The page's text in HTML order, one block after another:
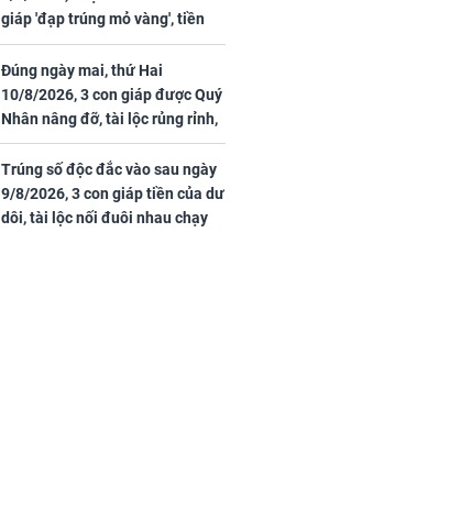
giáp 'đạp trúng mỏ vàng', tiền
bạc nhiều như lá sung, sự
nghiệp vượng phát
Đúng ngày mai, thứ Hai
10/8/2026, 3 con giáp được Quý
Nhân nâng đỡ, tài lộc rủng rỉnh,
yên tâm hưởng vinh hoa Phú
Quý
Trúng số độc đắc vào sau ngày
9/8/2026, 3 con giáp tiền của dư
dôi, tài lộc nối đuôi nhau chạy